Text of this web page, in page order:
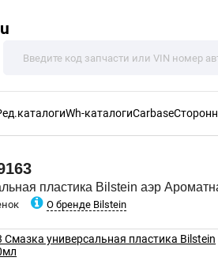
Wh-каталогиCarbase
пластика Bilstein аэр
О бренде Bilstein